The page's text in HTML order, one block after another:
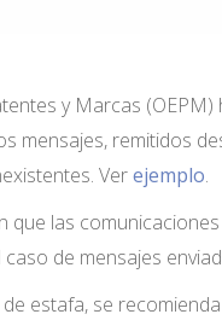
y Marcas
mensajes, remitidos
Verejemplo.
que las
caso de mensajes
estafa, se